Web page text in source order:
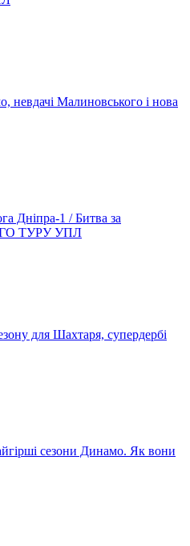
невдачі Малиновського і нова
Дніпра-1 / Битва за
ГО ТУРУ УПЛ
для Шахтаря, супердербі
сезони Динамо. Як вони